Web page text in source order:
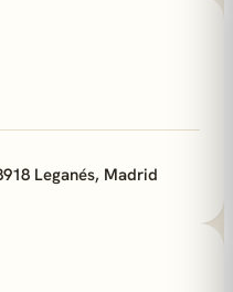
Leganés, Madrid